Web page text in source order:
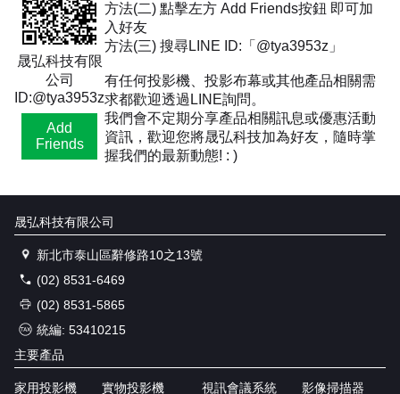
晟弘科技有限
公司
ID:@tya3953z
Add
Friends
方法(二) 點擊左方 Add Friends按鈕 即可加
入好友
方法(三) 搜尋LINE ID:「@tya3953z」
有任何投影機、投影布幕或其他產品相關需
求都歡迎透過LINE詢問。
我們會不定期分享產品相關訊息或優惠活動
資訊，歡迎您將晟弘科技加為好友，隨時掌
握我們的最新動態! : )
晟弘科技有限公司
新北市泰山區辭修路10之13號
(02) 8531-6469
(02) 8531-5865
統編: 53410215
主要產品
家用投影機 實物投影機 視訊會議系統 影像掃描器